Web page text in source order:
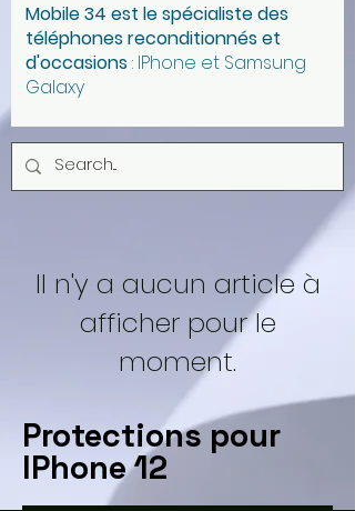
Mobile 34 est le spécialiste des
téléphones reconditionnés et
d'occasions: IPhone et Samsung
Galaxy
Il n'y a aucun article à
afficher pour le
moment.
Protections pour
IPhone 12